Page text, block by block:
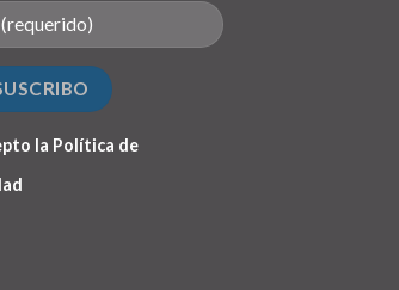
la Política de